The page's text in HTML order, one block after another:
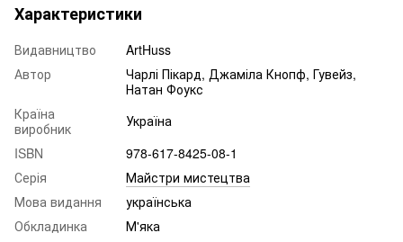
Характеристики
Видавництво
ArtHuss
Автор
Чарлі Пікард, Джаміла Кнопф, Гувейз,
Натан Фоукс
Країна
виробник
Україна
ISBN
978-617-8425-08-1
Серія
Майстри мистецтва
Мова видання
українська
Обкладинка
М'яка